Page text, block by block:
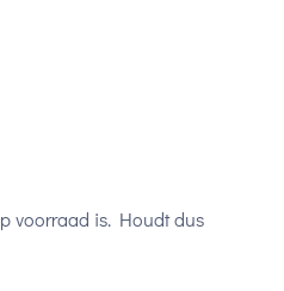
voorraad is. Houdt dus